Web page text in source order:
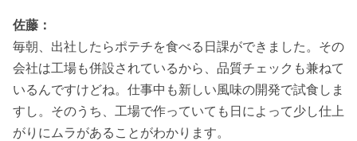
佐藤：
毎朝、出社したらポテチを食べる日課ができました。その
会社は工場も併設されているから、品質チェックも兼ねて
いるんですけどね。仕事中も新しい風味の開発で試食しま
すし。そのうち、工場で作っていても日によって少し仕上
がりにムラがあることがわかります。